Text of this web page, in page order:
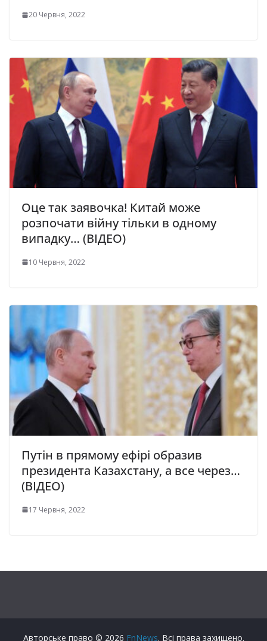
20 Червня, 2022
Оце так заявочка! Китай може
розпочати війну тільки в одному
випадку… (ВІДЕО)
10 Червня, 2022
Путін в прямому ефірі образив
президента Казахстану, а все через…
(ВІДЕО)
17 Червня, 2022
Авторське право © 2026 FnNews. Всі права захищено.